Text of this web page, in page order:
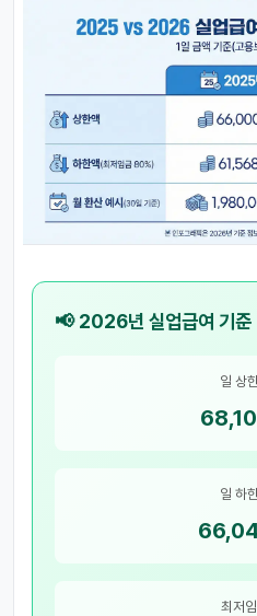
📢 2026년 실업급여 기준
일 상
일 하
최저